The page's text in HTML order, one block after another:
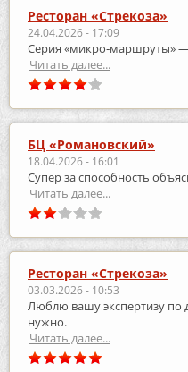
Ресторан «Стрекоза»
24.04.2026 - 17:09
Серия «микро‑маршруты»
Читать далее...
БЦ «Романовский»
18.04.2026 - 16:01
Супер за способность
Читать далее...
Ресторан «Стрекоза»
03.03.2026 - 10:53
Люблю вашу экспертизу по
нужно.
Читать далее...